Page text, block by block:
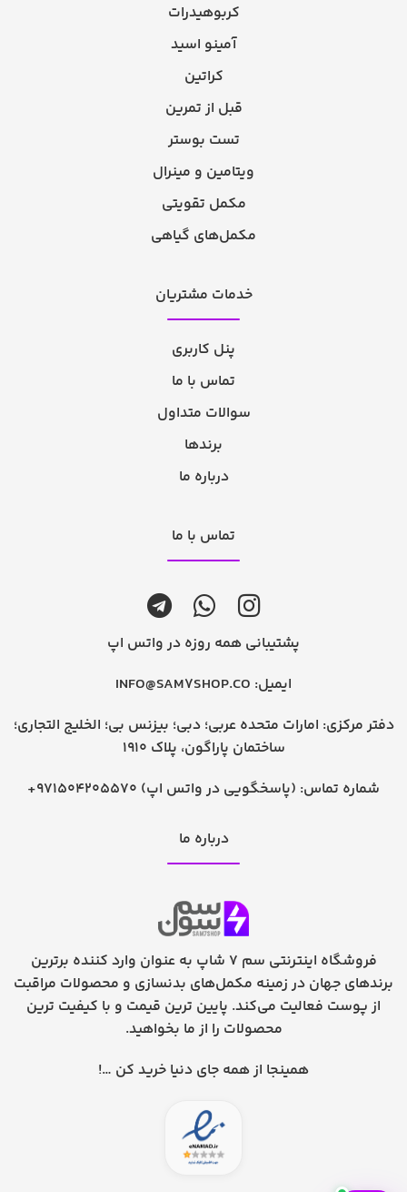
کربوهیدرات
آمینو اسید
کراتین
قبل از تمرین
تست بوستر
ویتامین و مینرال
مکمل تقویتی
مکمل‌های گیاهی
خدمات مشتریان
پنل کاربری
تماس با ما
سوالات متداول
برندها
درباره ما
تماس با ما
پشتیبانی همه روزه در واتس اپ
ایمیل: INFO@SAM7SHOP.CO
دفتر مرکزی: امارات متحده عربی؛ دبی؛ بیزنس بی؛ الخلیج التجاری؛
ساختمان پاراگون، پلاک 1910
شماره تماس: +971504205570 (پاسخگویی در واتس اپ)
درباره ما
فروشگاه اینترنتی سم 7 شاپ به عنوان وارد کننده برترین
برندهای جهان در زمینه مکمل‌های بدنسازی و محصولات مراقبت
از پوست فعالیت می‌کند. پایین ترین قیمت و با کیفیت ترین
محصولات را از ما بخواهید.
همینجا از همه جای دنیا خرید کن …!